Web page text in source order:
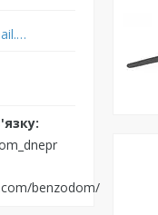
benzodom.online@gmail.com
benzodom/